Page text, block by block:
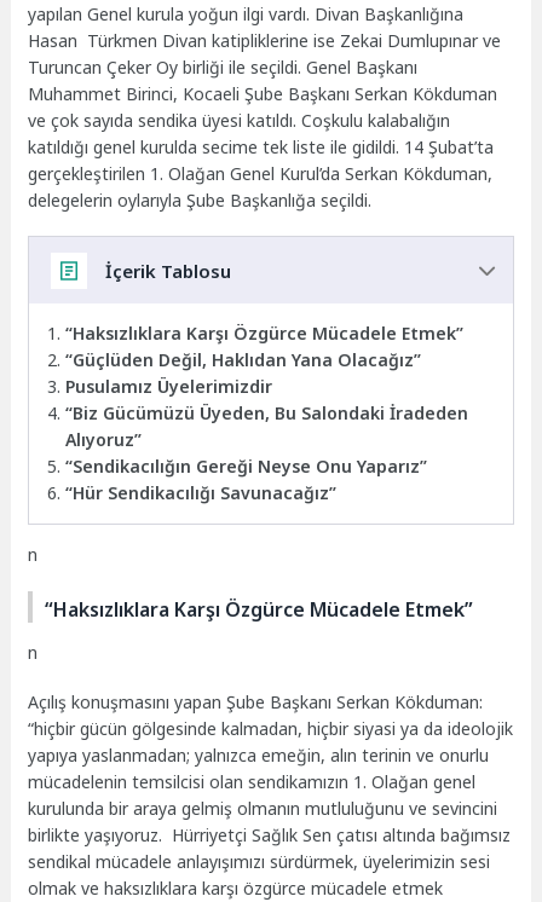
yapılan Genel kurula yoğun ilgi vardı. Divan Başkanlığına
Hasan Türkmen Divan katipliklerine ise Zekai Dumlupınar ve
Turuncan Çeker Oy birliği ile seçildi.Genel Başkanı
Muhammet Birinci, Kocaeli Şube Başkanı Serkan Kökduman
ve çok sayıda sendika üyesi katıldı.Coşkulu kalabalığın
katıldığı genel kurulda secime tek liste ile gidildi. 14 Şubat’ta
gerçekleştirilen 1. Olağan Genel Kurul’da Serkan Kökduman,
delegelerin oylarıyla Şube Başkanlığa seçildi.
İçerik Tablosu
“Haksızlıklara Karşı Özgürce Mücadele Etmek”
“Güçlüden Değil, Haklıdan Yana Olacağız”
Pusulamız Üyelerimizdir
“Biz Gücümüzü Üyeden, Bu Salondaki İradeden
Alıyoruz”
“Sendikacılığın Gereği Neyse Onu Yaparız”
“Hür Sendikacılığı Savunacağız”
n
“Haksızlıklara Karşı Özgürce Mücadele Etmek”
n
Açılış konuşmasını yapan Şube Başkanı Serkan Kökduman:
“hiçbir gücün gölgesinde kalmadan, hiçbir siyasi ya da ideolojik
yapıya yaslanmadan; yalnızca emeğin, alın terinin ve onurlu
mücadelenin temsilcisi olan sendikamızın 1. Olağan genel
kurulunda bir araya gelmiş olmanın mutluluğunu ve sevincini
birlikte yaşıyoruz. Hürriyetçi Sağlık Sen çatısı altında bağımsız
sendikal mücadele anlayışımızı sürdürmek, üyelerimizin sesi
olmak ve haksızlıklara karşı özgürce mücadele etmek